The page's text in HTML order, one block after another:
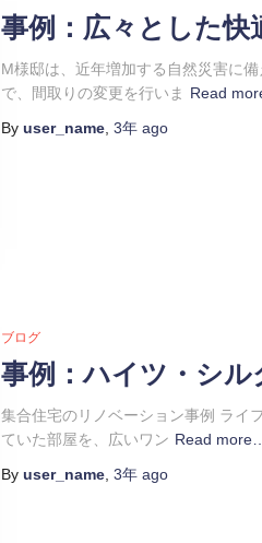
事例：広々とした
M様邸は、近年増加する自然災害に
で、間取りの変更を行いま Read
By user_name, 3年ago
ブログ
事例：ハイツ・シ
集合住宅のリノベーション事例 ライ
ていた部屋を、広いワン Read more…
By user_name, 3年ago